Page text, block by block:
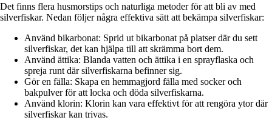
Det finns flera husmorstips och naturliga metoder för att bli av med
silverfiskar. Nedan följer några effektiva sätt att bekämpa silverfiskar:
Använd bikarbonat: Sprid ut bikarbonat på platser där du sett
silverfiskar, det kan hjälpa till att skrämma bort dem.
Använd ättika: Blanda vatten och ättika i en sprayflaska och
spreja runt där silverfiskarna befinner sig.
Gör en fälla: Skapa en hemmagjord fälla med socker och
bakpulver för att locka och döda silverfiskarna.
Använd klorin: Klorin kan vara effektivt för att rengöra ytor där
silverfiskar kan trivas.